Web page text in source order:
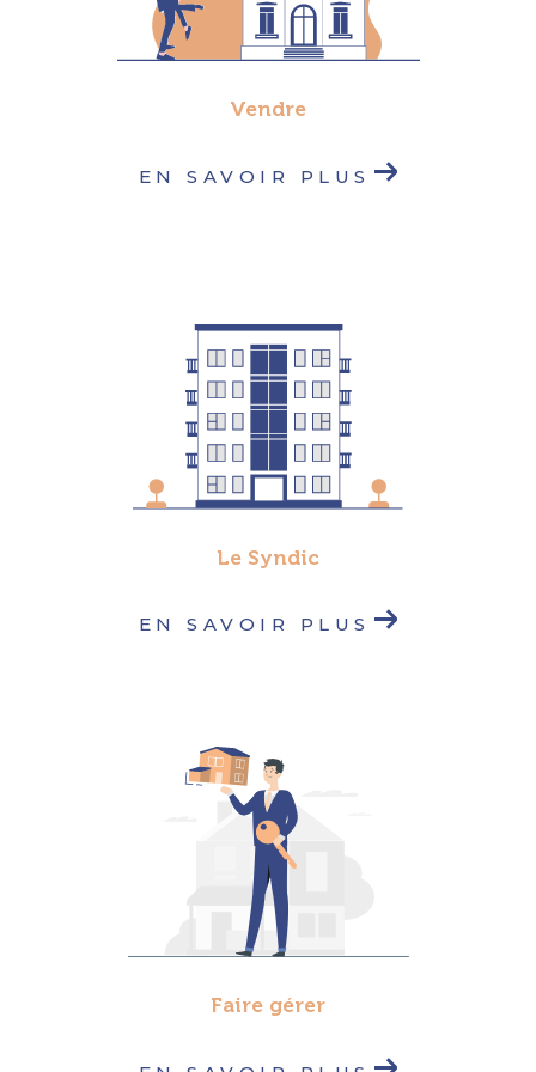
nous pouvons vous aider dans tous les
aspects de votre immobilier !
Vendre
EN SAVOIR PLUS
Le Syndic
EN SAVOIR PLUS
Faire gérer